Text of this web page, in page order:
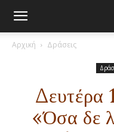
Αρχική Δράσεις
Δευτέρα
«Όσα δε